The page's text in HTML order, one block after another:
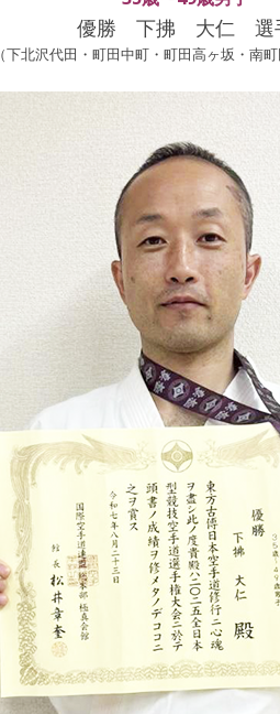
優勝 下拂 大仁 選
（下北沢代田・町田中町・町田高ヶ坂・南